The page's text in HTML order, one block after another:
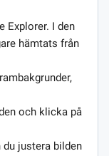
Explorer. I den
hämtats från
och klicka på
du justera bilden